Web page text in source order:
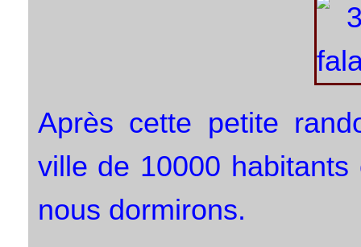
Après cette petite
ville de 10000
nous dormirons.